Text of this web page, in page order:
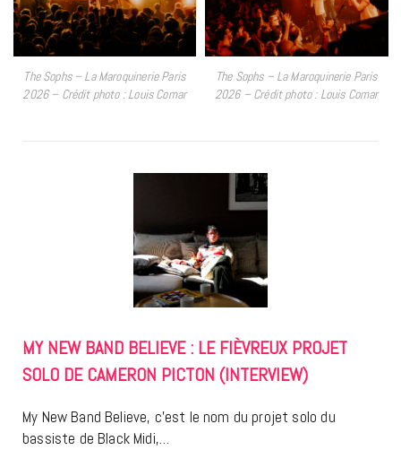
The Sophs – La Maroquinerie Paris
2026 – Crédit photo : Louis Comar
The Sophs – La Maroquinerie Paris
2026 – Crédit photo : Louis Comar
MY NEW BAND BELIEVE : LE FIÈVREUX PROJET
SOLO DE CAMERON PICTON (INTERVIEW)
My New Band Believe, c’est le nom du projet solo du
bassiste de Black Midi,…